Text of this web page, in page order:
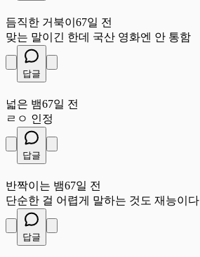
듬직한 거북이 67일 전
맞는 말이긴 한데 국산 영화엔 안 통함
답글
넓은 뱀67일 전
ㄹㅇ 인정
답글
반짝이는 뱀67일 전
단순한 걸 어렵게 말하는 것도 재능이다
답글